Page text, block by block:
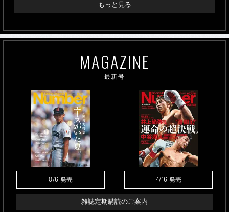
もっと見る
MAGAZINE
最新号
8/6 発売 4/16 発売
雑誌定期購読のご案内